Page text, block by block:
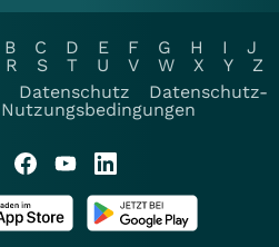
B C D E F G H I
J
R S T U V W X Y
Z
Datenschutz
Datenschutz-
Nutzungsbedingungen